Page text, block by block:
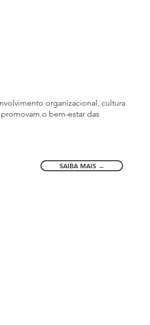
organizacional, cultura
o bem-estar das
SAIBA MAIS →